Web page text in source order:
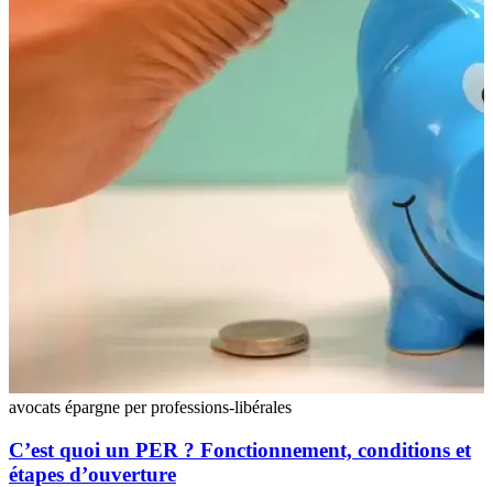
avocats épargne perprofessions-libérales
C’est quoi un PER ? Fonctionnement, conditions et
étapes d’ouverture